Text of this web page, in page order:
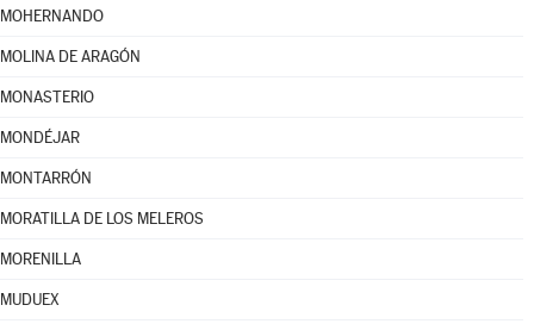
MOHERNANDO
MOLINA DE ARAGÓN
MONASTERIO
MONDÉJAR
MONTARRÓN
MORATILLA DE LOS MELEROS
MORENILLA
MUDUEX